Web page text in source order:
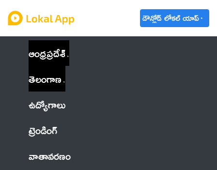
డౌన్లోడ్ లోకల్ యాప్
ఆంధ్రప్రదేశ్
తెలంగాణ
ఉద్యోగాలు
ట్రెండింగ్
వాతావరణం